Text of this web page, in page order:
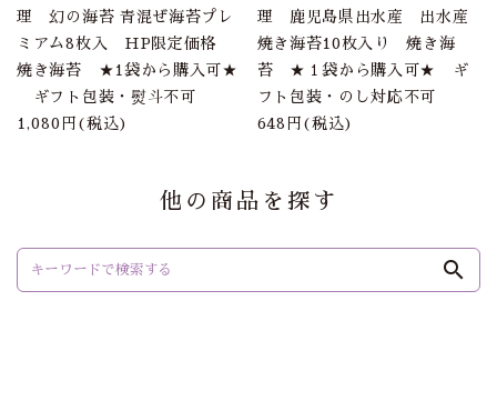
理 幻の海苔 青混ぜ海苔プレ
ミアム8枚入 HP限定価格
焼き海苔 ★1袋から購入可★
ギフト包装・熨斗不可
1,080円(税込)
理 鹿児島県出水産 出水産
焼き海苔10枚入り 焼き海
苔 ★１袋から購入可★ ギ
フト包装・のし対応不可
648円(税込)
他の商品を探す
search